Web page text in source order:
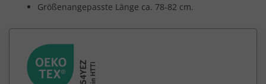
Größenangepasste Länge ca. 78-82 cm.